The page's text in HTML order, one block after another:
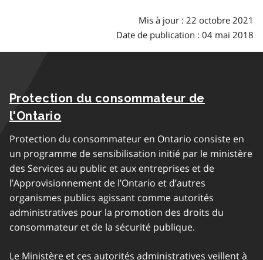
Mis à jour : 22 octobre 2021
Date de publication : 04 mai 2018
Protection du consommateur de
l'Ontario
Protection du consommateur en Ontario consiste en
un programme de sensibilisation initié par le ministère
des Services au public et aux entreprises et de
l’Approvisionnement de l’Ontario et d’autres
organismes publics agissant comme autorités
administratives pour la promotion des droits du
consommateur et de la sécurité publique.
Le Ministère et ces autorités administratives veillent à